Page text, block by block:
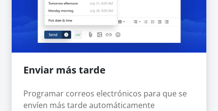
Enviar más tarde
Programar correos electrónicos para que se
envíen más tarde automáticamente